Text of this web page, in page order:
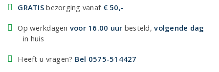
GRATIS bezorging vanaf € 50,-
Op werkdagen voor 16.00 uur besteld,volgende dag
in huis
Heeft u vragen? Bel 0575-514427